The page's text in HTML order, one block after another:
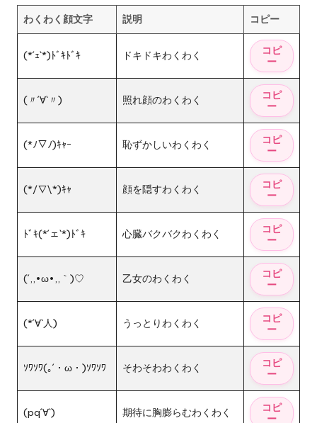
わくわく顔文字 説明 コピー
(*´ｪ`*)ﾄﾞｷﾄﾞｷ ドキドキわくわく
(〃´∀`〃) 照れ顔のわくわく
(*ﾉ▽ﾉ)ｷｬｰ 恥ずかしいわくわく
(*/∇\*)ｷｬ 顔を隠すわくわく
ﾄﾞｷ(*´ェ`*)ﾄﾞｷ 心臓バクバクわくわく
(´,,•ω•,,｀)♡ 乙女のわくわく
(*´∀`人) うっとりわくわく
ｿﾜｿﾜ(｡´・ω・)ｿﾜｿﾜ そわそわわくわく
(pq´∀`) 期待に胸膨らむわくわく